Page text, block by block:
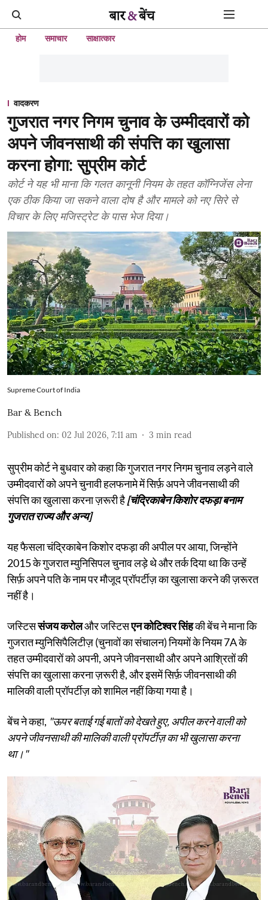
होम समाचार साक्षात्कार
वादकरण
गुजरात नगर निगम चुनाव के उम्मीदवारों को
अपने जीवनसाथी की संपत्ति का खुलासा
करना होगा: सुप्रीम कोर्ट
कोर्ट ने यह भी माना कि गलत कानूनी नियम के तहत कॉग्निजेंस लेना
एक ठीक किया जा सकने वाला दोष है और मामले को नए सिरे से
विचार के लिए मजिस्ट्रेट के पास भेज दिया।
Supreme Court of India
Bar & Bench
Published on: 02 Jul 2026, 7:11 am 3 min read
सुप्रीम कोर्ट ने बुधवार को कहा कि गुजरात नगर निगम चुनाव लड़ने वाले
उम्मीदवारों को अपने चुनावी हलफनामे में सिर्फ़ अपने जीवनसाथी की
संपत्ति का खुलासा करना ज़रूरी है[चंद्रिकाबेन किशोर दफड़ा बनाम
गुजरात राज्य और अन्य]
यह फैसला चंद्रिकाबेन किशोर दफड़ा की अपील पर आया, जिन्होंने
2015 के गुजरात म्युनिसिपल चुनाव लड़े थे और तर्क दिया था कि उन्हें
सिर्फ़ अपने पति के नाम पर मौजूद प्रॉपर्टीज़ का खुलासा करने की ज़रूरत
नहीं है।
जस्टिससंजय करोलऔर जस्टिसएन कोटिश्वर सिंहकी बेंच ने माना कि
गुजरात म्युनिसिपैलिटीज़ (चुनावों का संचालन) नियमों के नियम 7A के
तहत उम्मीदवारों को अपनी, अपने जीवनसाथी और अपने आश्रितों की
संपत्ति का खुलासा करना ज़रूरी है, और इसमें सिर्फ़ जीवनसाथी की
मालिकी वाली प्रॉपर्टीज़ को शामिल नहीं किया गया है।
बेंच ने कहा, "ऊपर बताई गई बातों को देखते हुए, अपील करने वाली को
अपने जीवनसाथी की मालिकी वाली प्रॉपर्टीज़ का भी खुलासा करना
था।"